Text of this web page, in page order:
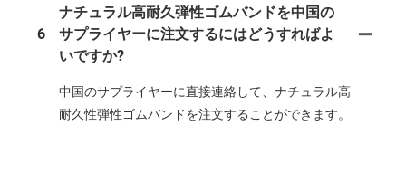
6
ナチュラル高耐久弾性ゴムバンドを中国の
サプライヤーに注文するにはどうすればよ
いですか?
中国のサプライヤーに直接連絡して、ナチュラル高
耐久性弾性ゴムバンドを注文することができます。